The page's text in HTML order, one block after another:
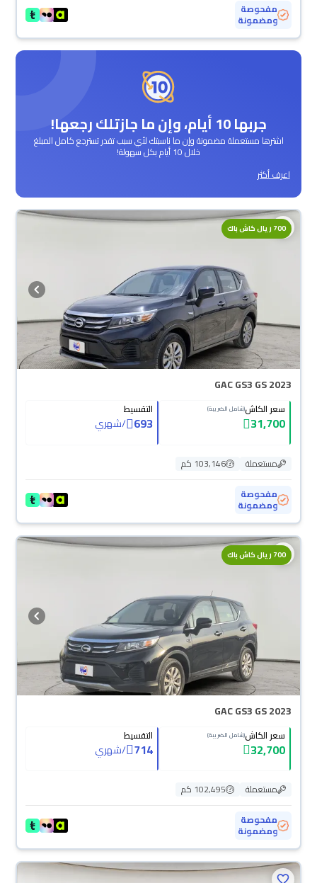
مفحوصة
ومضمونة
جربها 10 أيام، وإن ما جازتلك رجعها!
اشترها مستعملة مضمونة وإن ما ناسبتك لأي سبب تقدر تسترجع كامل المبلغ
خلال 10 أيام بكل سهولة!
اعرف أكثر
700 ريال كاش باك
GAC GS3 GS 2023
سعر الكاش(شامل الضريبة)
31,700
التقسيط
693
/شهري
مستعملة
103,146 كم
مفحوصة
ومضمونة
700 ريال كاش باك
GAC GS3 GS 2023
سعر الكاش(شامل الضريبة)
32,700
التقسيط
714
/شهري
مستعملة
102,495 كم
مفحوصة
ومضمونة